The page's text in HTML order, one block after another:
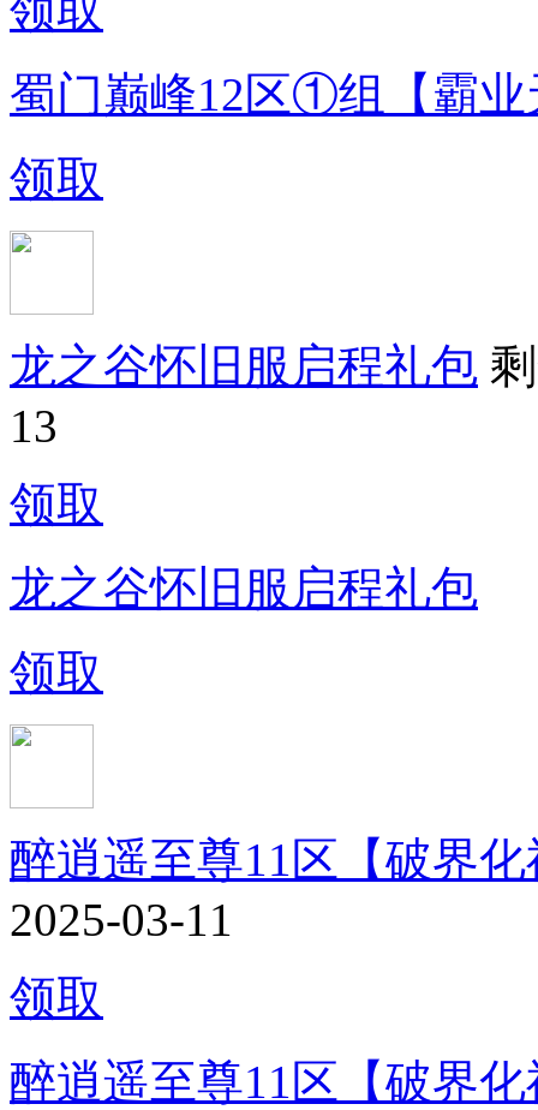
领取
蜀门巅峰12区①组【霸业
领取
龙之谷怀旧服启程礼包
13
领取
龙之谷怀旧服启程礼包
领取
醉逍遥至尊11区【破界
2025-03-11
领取
醉逍遥至尊11区【破界